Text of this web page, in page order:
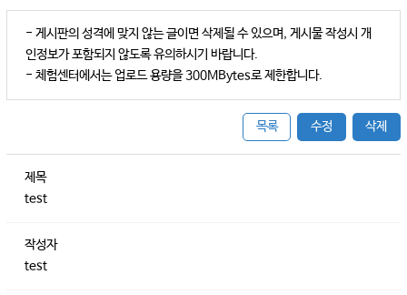
- 게시판의 성격에 맞지 않는 글이면 삭제될 수 있으며, 게시물 작성시 개
인정보가 포함되지 않도록 유의하시기 바랍니다.
- 체험센터에서는 업로드 용량을 300MBytes로 제한합니다.
목록 수정 삭제
제목
test
작성자
test